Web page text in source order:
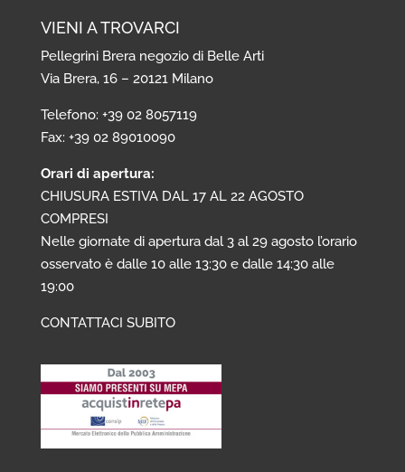
VIENI A TROVARCI
Pellegrini Brera negozio di Belle Arti
Via Brera, 16 – 20121 Milano
Telefono: +39 02 8057119
Fax: +39 02 89010090
Orari di apertura:
CHIUSURA ESTIVA DAL 17 AL 22 AGOSTO
COMPRESI
Nelle giornate di apertura dal 3 al 29 agosto l’orario
osservato è dalle 10 alle 13:30 e dalle 14:30 alle
19:00
CONTATTACI SUBITO